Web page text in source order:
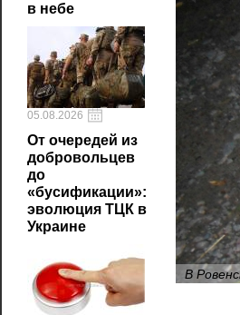
в небе
05.08.2026
От очередей из
добровольцев
до
«бусификации»:
эволюция ТЦК в
Украине
В